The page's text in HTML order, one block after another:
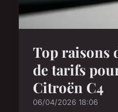
Top raisons
de tarifs
Citroën C4
06/04/2026 18:06